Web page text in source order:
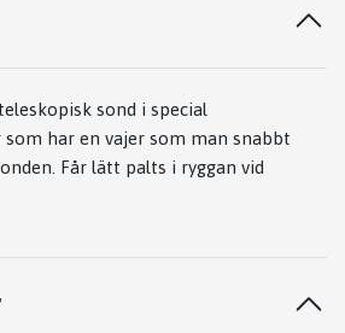
sond i special
har en vajer som man snabbt
Får lätt palts i ryggan vid